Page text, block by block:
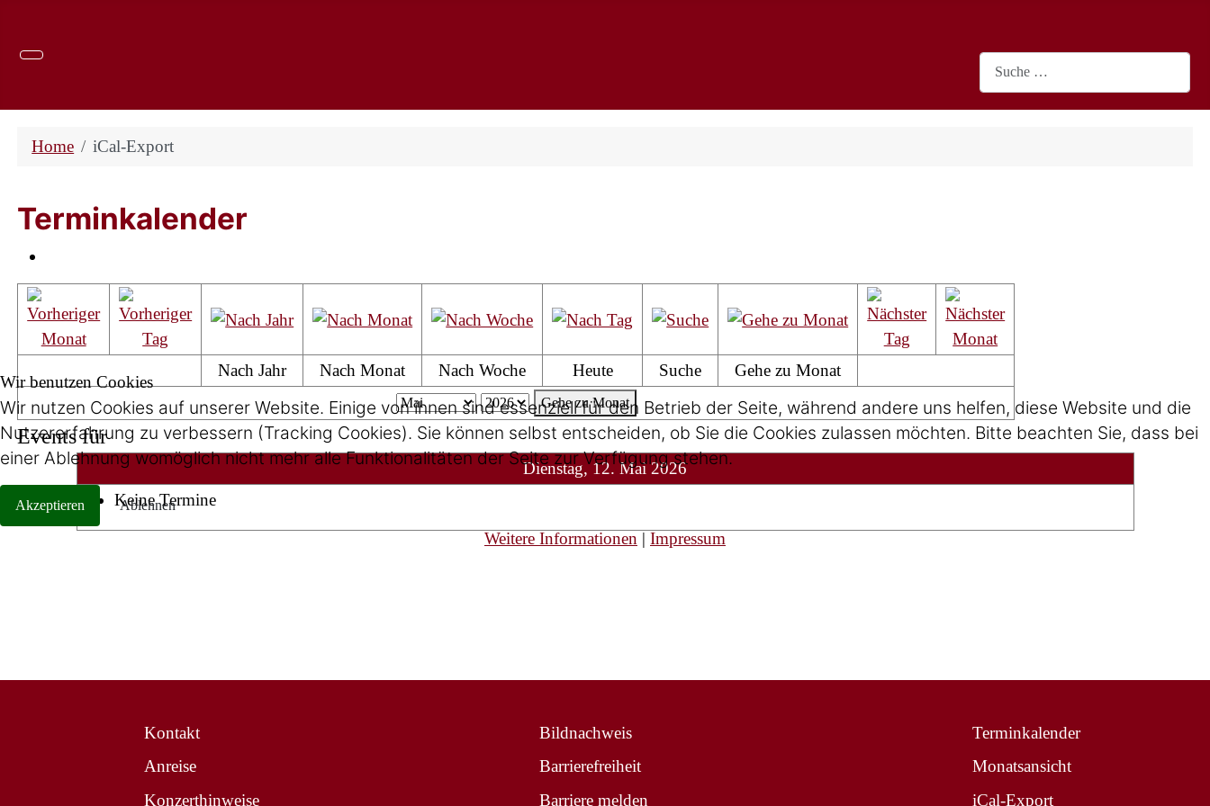
Suchen
Home iCal-Export
Terminkalender
Nach Jahr Nach Monat Nach Woche Heute Suche Gehe zu Monat
Gehe zu Monat
Events für
Dienstag, 12. Mai 2026
Keine Termine
Kontakt
Anreise
Konzerthinweise
Bildnachweis
Barrierefreiheit
Barriere melden
Terminkalender
Monatsansicht
iCal-Export
Wir benutzen Cookies
Wir nutzen Cookies auf unserer Website. Einige von ihnen sind essenziell für den Betrieb der Seite, während andere uns helfen, diese Website und die
Nutzererfahrung zu verbessern (Tracking Cookies). Sie können selbst entscheiden, ob Sie die Cookies zulassen möchten. Bitte beachten Sie, dass bei
einer Ablehnung womöglich nicht mehr alle Funktionalitäten der Seite zur Verfügung stehen.
Akzeptieren Ablehnen
Weitere Informationen | Impressum